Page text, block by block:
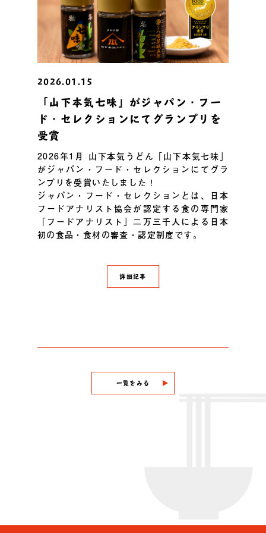
2026.01.15
「山下本気七味」がジャパン・フー
ド・セレクションにてグランプリを
受賞
2026年1月 山下本気うどん「山下本気七味」
がジャパン・フード・セレクションにてグラ
ンプリを受賞いたしました！
ジャパン・フード・セレクションとは、日本
フードアナリスト協会が認定する食の専門家
「フードアナリスト」二万三千人による日本
初の食品・食材の審査・認定制度です。
詳細記事
一覧をみる